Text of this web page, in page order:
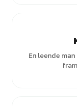
En leende